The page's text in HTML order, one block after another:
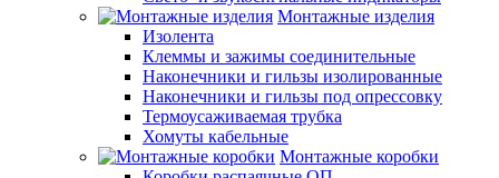
Монтажные изделия
Изолента
Клеммы и зажимы соединительные
Наконечники и гильзы изолированные
Наконечники и гильзы под опрессовку
Термоусаживаемая трубка
Хомуты кабельные
Монтажные коробки